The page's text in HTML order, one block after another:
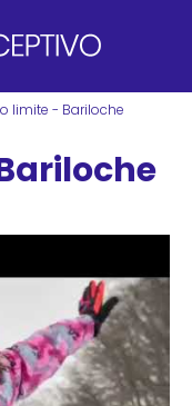
limite - Bariloche